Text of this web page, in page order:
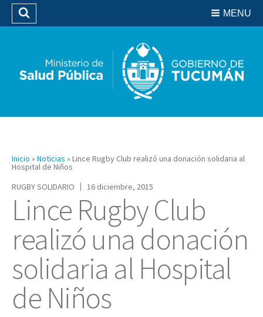
Biblioteca
MENU
Buscar
Inicio » Noticias » Lince Rugby Club realizó una donación solidaria al
Hospital de Niños
RUGBY SOLIDARIO
16 diciembre, 2015
Lince Rugby Club
realizó una donación
solidaria al Hospital
de Niños